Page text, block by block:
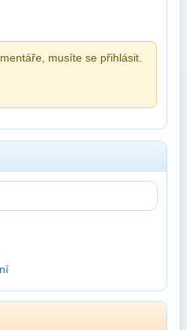
musíte se přihlásit.